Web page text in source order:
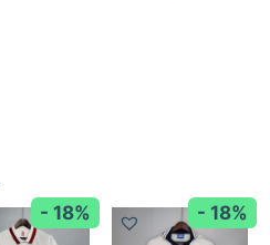
- 18% - 18%